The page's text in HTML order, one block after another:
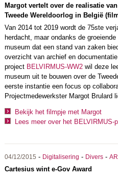
Margot vertelt over de realisatie
Tweede Wereldoorlog in België
Van 2014 tot 2019 wordt de 75ste
herdacht, maar ondanks de
museum dat een stand van zaken
overzicht van archief en
project BELVIRMUS-WW2wil deze
museum uit te bouwen over de
eerste instantie een focus op
Projectmedewerkster Margot Brulard
Bekijk het filmpje met Margot
Lees meer over het BELVIRMUS-
04/12/2015 - Digitalisering - Divers-
Cartesius wint e-Gov Award